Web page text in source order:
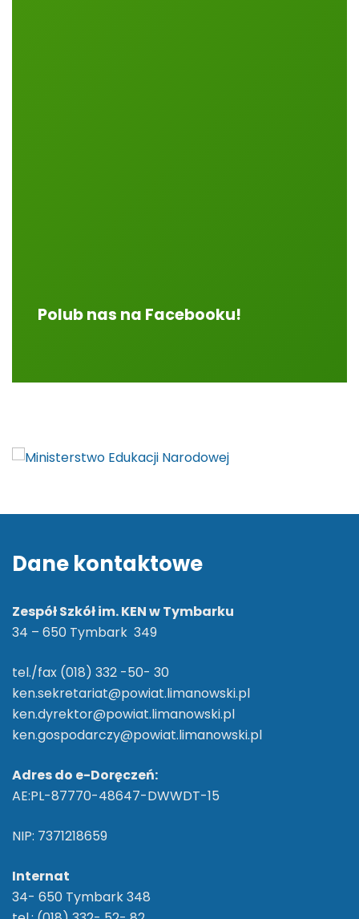
Polub nas na Facebooku!
Dane kontaktowe
Zespół Szkół im. KEN w Tymbarku
34 – 650 Tymbark 349
tel./fax (018) 332 -50- 30
ken.sekretariat@powiat.limanowski.pl
ken.dyrektor@powiat.limanowski.pl
ken.gospodarczy@powiat.limanowski.pl
Adres do e-Doręczeń:
AE:PL-87770-48647-DWWDT-15
NIP: 7371218659
Internat
34- 650 Tymbark 348